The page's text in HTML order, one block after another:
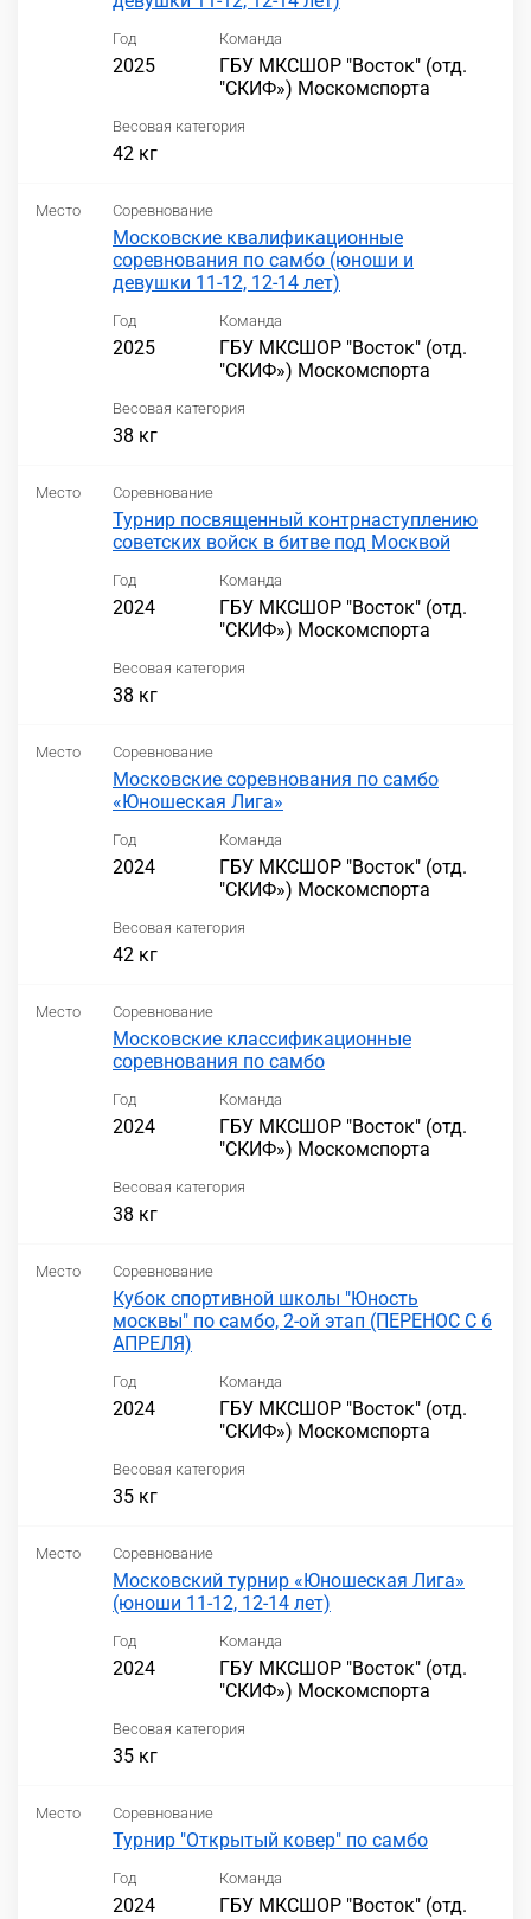
Год
2025
Команда
ГБУ МКСШОР "Восток" (отд.
"СКИФ») Москомспорта
Весовая категория
42 кг
Место Соревнование
Московские квалификационные
соревнования по самбо (юноши и
девушки 11-12, 12-14 лет)
Год
2025
Команда
ГБУ МКСШОР "Восток" (отд.
"СКИФ») Москомспорта
Весовая категория
38 кг
Место Соревнование
Турнир посвященный контрнаступлению
советских войск в битве под Москвой
Год
2024
Команда
ГБУ МКСШОР "Восток" (отд.
"СКИФ») Москомспорта
Весовая категория
38 кг
Место Соревнование
Московские соревнования по самбо
«Юношеская Лига»
Год
2024
Команда
ГБУ МКСШОР "Восток" (отд.
"СКИФ») Москомспорта
Весовая категория
42 кг
Место Соревнование
Московские классификационные
соревнования по самбо
Год
2024
Команда
ГБУ МКСШОР "Восток" (отд.
"СКИФ») Москомспорта
Весовая категория
38 кг
Место Соревнование
Кубок спортивной школы "Юность
москвы" по самбо, 2-ой этап (ПЕРЕНОС С 6
АПРЕЛЯ)
Год
2024
Команда
ГБУ МКСШОР "Восток" (отд.
"СКИФ») Москомспорта
Весовая категория
35 кг
Место Соревнование
Московский турнир «Юношеская Лига»
(юноши 11-12, 12-14 лет)
Год
2024
Команда
ГБУ МКСШОР "Восток" (отд.
"СКИФ») Москомспорта
Весовая категория
35 кг
Место Соревнование
Турнир "Открытый ковер" по самбо
Год
2024
Команда
ГБУ МКСШОР "Восток" (отд.